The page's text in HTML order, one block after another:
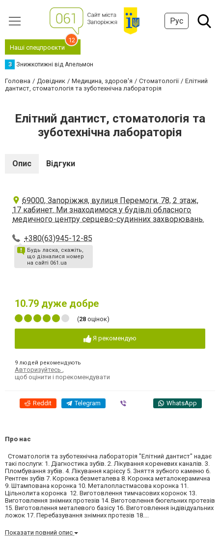
Рус
Наші спецпроєкти
12
З Знижкотижні від Апельмон
Головна Довідник Медицина, здоров'я Стоматології
Елітний
дантист, стоматологія та зуботехнічна лабораторія
Елітний дантист, стоматологія та
зуботехнічна лабораторія
Опис Відгуки
69000, Запоріжжя, вулиця Перемоги, 78, 2 этаж,
17 кабинет. Ми знаходимося у будівлі обласного
медичного центру серцево-судинних захворювань.
+380(63)945-12-85
Будь ласка, скажіть,
що дізналися номер
на сайті 061.ua
10.79 дуже добре
(28 оцінок)
Я рекомендую
9 людей рекомендують
Авторизуйтесь
щоб оцінити і порекомендувати
Reddit Telegram WhatsApp
Про нас
Стоматологія та зуботехнічна лабораторія "Елітний дантист" надає
такі послуги: 1. Діагностика зубів. 2. Лікування кореневих каналів. 3.
Пломбування зубів. 4. Лікування карієсу 5. Зняття зубного каменю 6.
Рентген зубів 7. Коронка безметалева 8. Коронка металокерамична
9. Штампована коронка 10. Металопластмасова коронка 11.
Цільнолита коронка 12. Виготовлення тимчасових коронок 13.
Виготовлення знімних протезів 14. Виготовлення бюгельних протезів
15. Виготовлення металевого базісу 16. Виготовлення індівідуальних
ложок 17. Перебазування знімних протезів 18....
Показати повний опис